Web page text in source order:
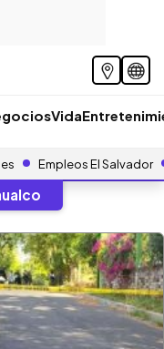
Vida
Empleos El Salvador